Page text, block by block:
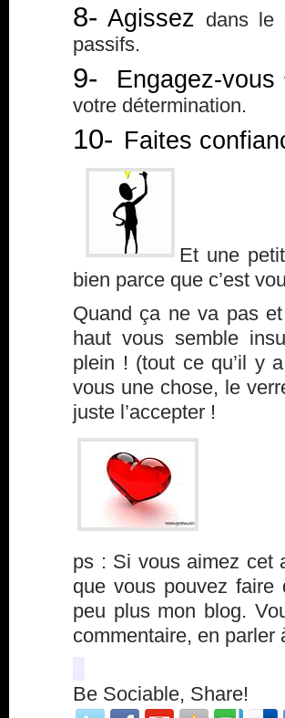
8- Agissez dans le
passifs.
9- Engagez-vous
votre détermination.
10- Faites
Et une
bien parce que c’est
Quand ça ne va pas
haut vous semble
plein ! (tout ce qu’il y
vous une chose, le
juste l’accepter !
ps : Si vous aimez cet
que vous pouvez faire
peu plus mon blog.
commentaire, en
Be Sociable, Share!